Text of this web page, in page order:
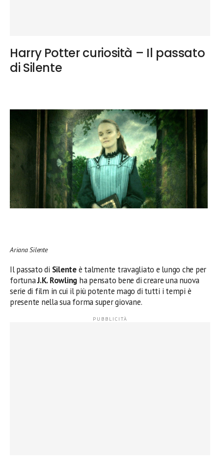
Harry Potter curiosità – Il passato
di Silente
Ariana Silente
Il passato di Silenteè talmente travagliato e lungo che per
fortunaJ.K. Rowling ha pensato bene di creare una nuova
serie di film in cui il più potente mago di tutti i tempi è
presente nella sua forma super giovane.